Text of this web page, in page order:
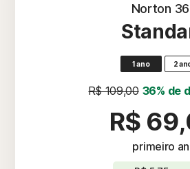
Norton
1 ano 2
R$ 109,00 36% de
R$
primeiro